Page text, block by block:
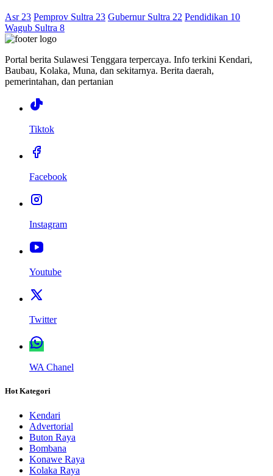
Asr 23 Pemprov Sultra 23 Gubernur Sultra 22 Pendidikan 10
Wagub Sultra 8
Portal berita Sulawesi Tenggara terpercaya. Info terkini Kendari,
Baubau, Kolaka, Muna, dan sekitarnya. Berita daerah,
pemerintahan, dan pertanian
Tiktok
Facebook
Instagram
Youtube
Twitter
WA Chanel
Hot Kategori
Kendari
Advertorial
Buton Raya
Bombana
Konawe Raya
Kolaka Raya